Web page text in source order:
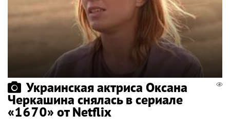
Украинская актриса Оксана
Черкашина снялась в сериале
«1670» от Netflix